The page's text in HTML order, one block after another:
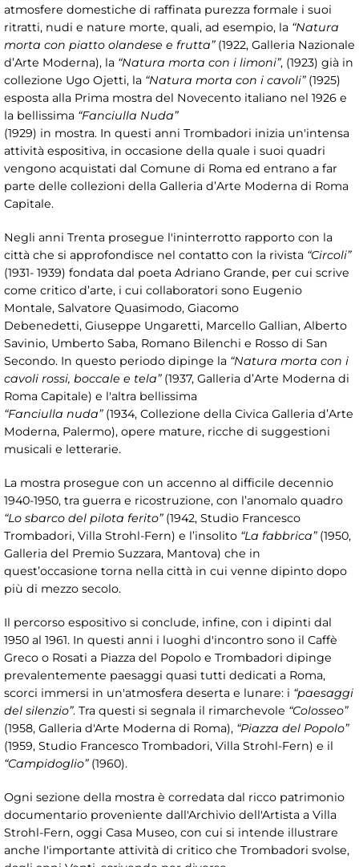
atmosfere domestiche di raffinata purezza formale i suoi
ritratti, nudi e nature morte, quali, ad esempio, la “Natura
morta con piatto olandese e frutta”(1922, Galleria Nazionale
d’Arte Moderna), la “Natura morta con i limoni”, (1923) già in
collezione Ugo Ojetti, la “Natura morta con i cavoli”(1925)
esposta alla Prima mostra del Novecento italiano nel 1926 e
la bellissima “Fanciulla Nuda”
(1929) in mostra. In questi anni Trombadori inizia un'intensa
attività espositiva, in occasione della quale i suoi quadri
vengono acquistati dal Comune di Roma ed entrano a far
parte delle collezioni della Galleria d’Arte Moderna di Roma
Capitale.
Negli anni Trenta prosegue l'ininterrotto rapporto con la
città che si approfondisce nel contatto con la rivista “Circoli”
(1931- 1939) fondata dal poeta Adriano Grande, per cui scrive
come critico d’arte, i cui collaboratori sono Eugenio
Montale, Salvatore Quasimodo, Giacomo
Debenedetti, Giuseppe Ungaretti, Marcello Gallian, Alberto
Savinio, Umberto Saba, Romano Bilenchi e Rosso di San
Secondo. In questo periodo dipinge la “Natura morta con i
cavoli rossi, boccale e tela”(1937, Galleria d’Arte Moderna di
Roma Capitale) e l'altra bellissima
“Fanciulla nuda”(1934, Collezione della Civica Galleria d’Arte
Moderna, Palermo), opere mature, ricche di suggestioni
musicali e letterarie.
La mostra prosegue con un accenno al difficile decennio
1940-1950, tra guerra e ricostruzione, con l’anomalo quadro
“Lo sbarco del pilota ferito”(1942, Studio Francesco
Trombadori, Villa Strohl-Fern) e l’insolito “La fabbrica”(1950,
Galleria del Premio Suzzara, Mantova) che in
quest’occasione torna nella città in cui venne dipinto dopo
più di mezzo secolo.
Il percorso espositivo si conclude, infine, con i dipinti dal
1950 al 1961. In questi anni i luoghi d'incontro sono il Caffè
Greco o Rosati a Piazza del Popolo e Trombadori dipinge
prevalentemente paesaggi quasi tutti dedicati a Roma,
scorci immersi in un'atmosfera deserta e lunare: i “paesaggi
del silenzio”. Tra questi si segnala il rimarchevole “Colosseo”
(1958, Galleria d'Arte Moderna di Roma), “Piazza del Popolo”
(1959, Studio Francesco Trombadori, Villa Strohl-Fern) e il
“Campidoglio” (1960).
Ogni sezione della mostra è corredata dal ricco patrimonio
documentario proveniente dall'Archivio dell'Artista a Villa
Strohl-Fern, oggi Casa Museo, con cui si intende illustrare
anche l'importante attività di critico che Trombadori svolse,